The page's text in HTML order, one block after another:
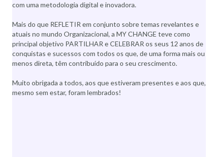
com uma metodologia digital e inovadora.
Mais do que REFLETIR em conjunto sobre temas revelantes e
atuais no mundo Organizacional, a MY CHANGE teve como
principal objetivo PARTILHAR e CELEBRAR os seus 12 anos de
conquistas e sucessos com todos os que, de uma forma mais ou
menos direta, têm contribuído para o seu crescimento.
Muito obrigada a todos, aos que estiveram presentes e aos que,
mesmo sem estar, foram lembrados!